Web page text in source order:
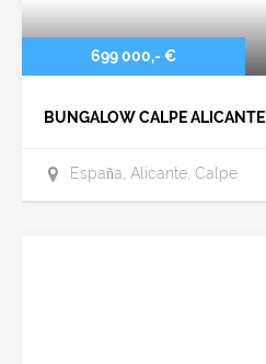
699 000,- €
BUNGALOW CALPE ALICANTE
España, Alicante, Calpe